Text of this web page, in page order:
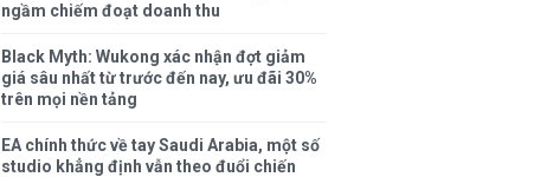
ngầm chiếm đoạt doanh thu
Black Myth: Wukong xác nhận đợt giảm
giá sâu nhất từ trước đến nay, ưu đãi 30%
trên mọi nền tảng
EA chính thức về tay Saudi Arabia, một số
studio khẳng định vẫn theo đuổi chiến